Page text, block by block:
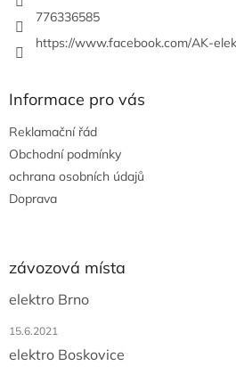
776336585
https://www.facebook.com/AK-
Informace pro vás
Reklamační řád
Obchodní podmínky
ochrana osobních údajů
Doprava
závozová místa
elektro Brno
15.6.2021
elektro Boskovice